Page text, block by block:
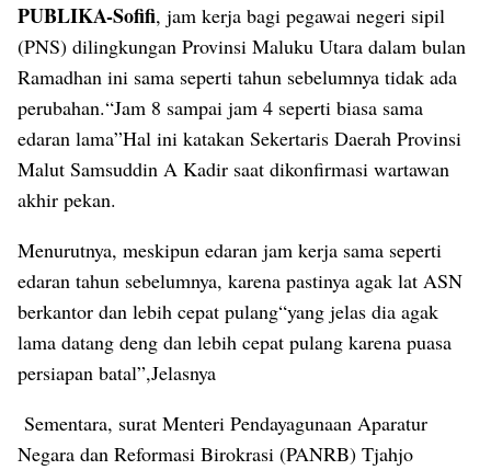
PUBLIKA-Sofifi, jam kerja bagi pegawai negeri sipil
(PNS) dilingkungan Provinsi Maluku Utara dalam bulan
Ramadhan ini sama seperti tahun sebelumnya tidak ada
perubahan.“Jam 8 sampai jam 4 seperti biasa sama
edaran lama”Hal ini katakan Sekertaris Daerah Provinsi
Malut Samsuddin A Kadir saat dikonfirmasi wartawan
akhir pekan.
Menurutnya, meskipun edaran jam kerja sama seperti
edaran tahun sebelumnya, karena pastinya agak lat ASN
berkantor dan lebih cepat pulang“yang jelas dia agak
lama datang deng dan lebih cepat pulang karena puasa
persiapan batal”,Jelasnya
Sementara, surat Menteri Pendayagunaan Aparatur
Negara dan Reformasi Birokrasi (PANRB) Tjahjo